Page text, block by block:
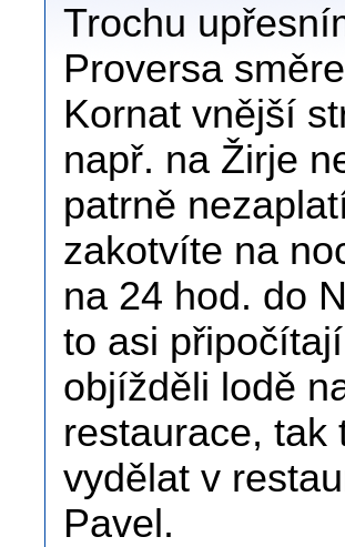
Trochu
Proversa
Kornat vnější
např. na Žirje
patrně
zakotvíte na
na 24 hod. do
to asi
objížděli lodě
restaurace, tak
vydělat v
Pavel.